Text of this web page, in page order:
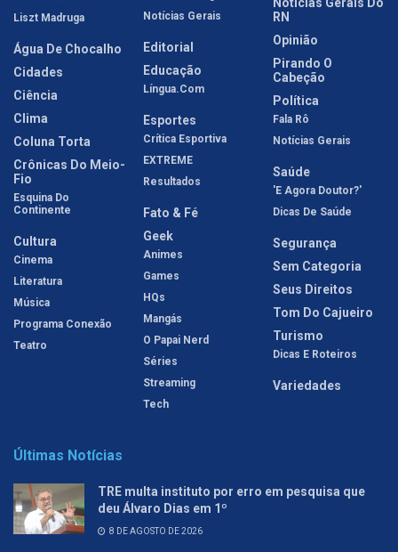
Liszt Madruga
Água De Chocalho
Cidades
Ciência
Clima
Coluna Torta
Crônicas Do Meio-
Fio
Esquina Do
Continente
Cultura
Cinema
Literatura
Música
Programa Conexão
Teatro
Notícias Gerais
Editorial
Educação
Língua.com
Esportes
Crítica Esportiva
EXTREME
Resultados
Fato & Fé
Geek
Animes
Games
HQs
Mangás
O Papai Nerd
Séries
Streaming
Tech
RN
Opinião
Pirando O
Cabeção
Política
Fala Rô
Notícias Gerais
Saúde
'E Agora Doutor?'
Dicas De Saúde
Segurança
Sem Categoria
Seus Direitos
Tom Do Cajueiro
Turismo
Dicas E Roteiros
Variedades
Últimas Notícias
TRE multa instituto por erro em pesquisa que
deu Álvaro Dias em 1º
8 DE AGOSTO DE 2026